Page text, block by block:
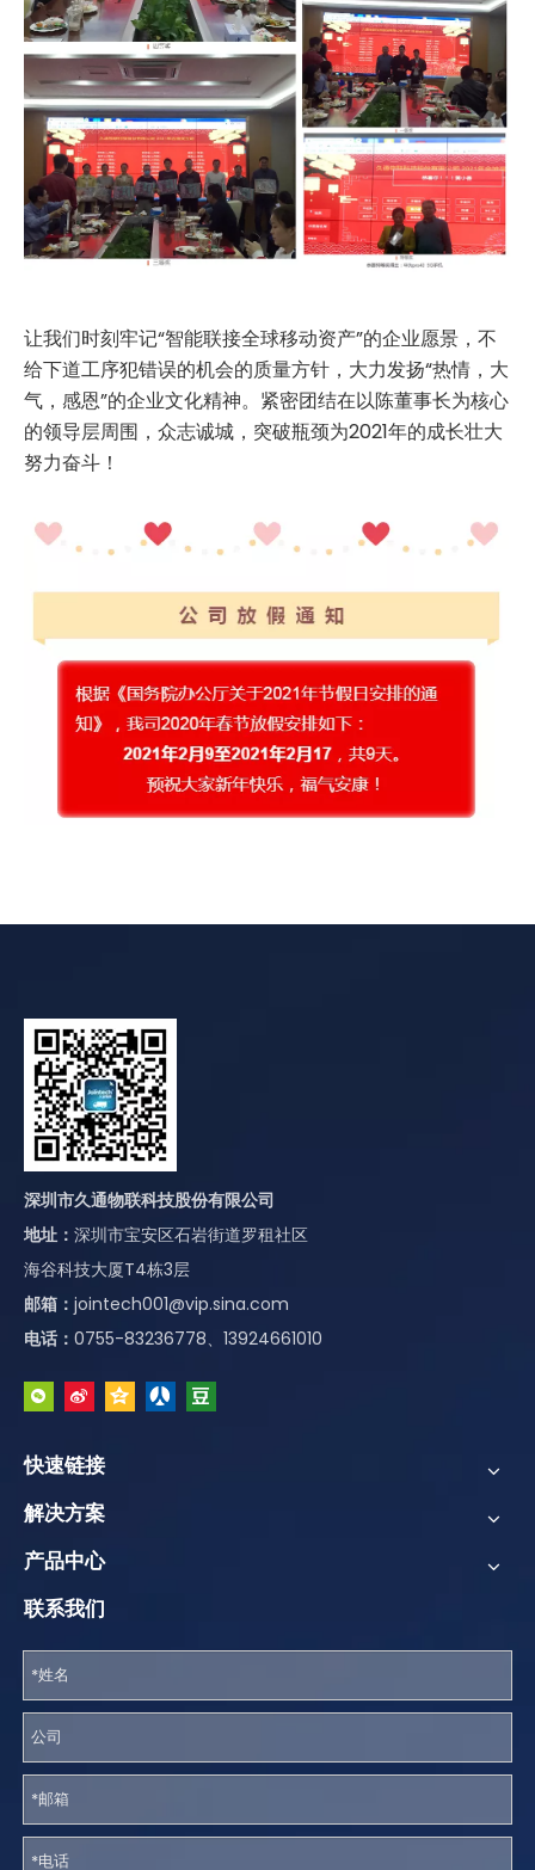
让我们时刻牢记“智能联接全球移动资产”的企业愿景，不
给下道工序犯错误的机会的质量方针，大力发扬“热情，大
气，感恩”的企业文化精神。紧密团结在以陈董事长为核心
的领导层周围，众志诚城，突破瓶颈为2021年的成长壮大
努力奋斗！
深圳市久通物联科技股份有限公司
地址： 深圳市宝安区石岩街道罗租社区
海谷科技大厦T4栋3层
邮箱： jointech001@vip.sina.com
电话： 0755-83236778、13924661010
快速链接
解决方案
产品中心
联系我们